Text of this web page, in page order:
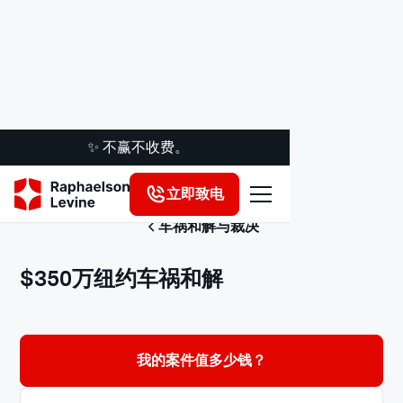
✨ 不赢不收费。
立即致电
车祸和解与裁决
$350万纽约车祸和解
我的案件值多少钱？